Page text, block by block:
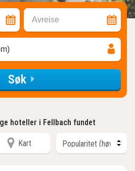
Avreise
Søk
hoteller i Fellbach fundet
Kart